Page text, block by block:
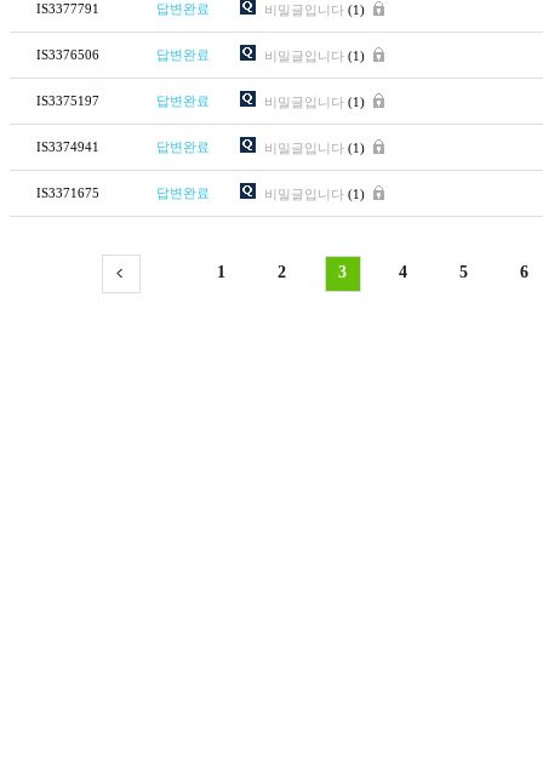
IS3377791 답변완료 비밀글입니다 (1)
IS3376506 답변완료 비밀글입니다 (1)
IS3375197 답변완료 비밀글입니다 (1)
IS3374941 답변완료 비밀글입니다 (1)
IS3371675 답변완료 비밀글입니다 (1)
1 2 3 4 5 6